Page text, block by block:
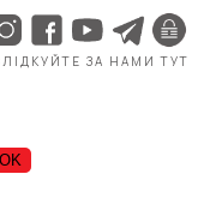
ЗА НАМИ ТУТ
OK